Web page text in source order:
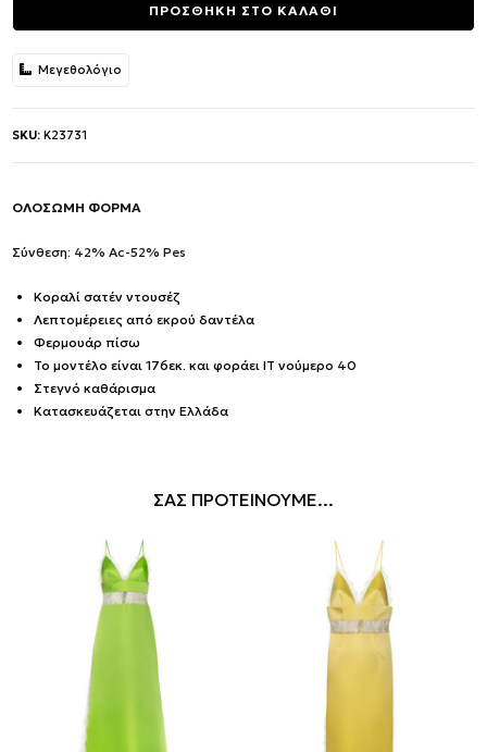
ΠΡΟΣΘΗΚΗ ΣΤΟ ΚΑΛΑΘΙ
Μεγεθολόγιο
SKU:K23731
ΟΛΟΣΩΜΗ ΦΟΡΜΑ
Σύνθεση: 42% Ac-52% Pes
Κοραλί σατέν ντουσέζ
Λεπτομέρειες από εκρού δαντέλα
Φερμουάρ πίσω
Το μοντέλο είναι 176εκ. και φοράει IT νούμερο 40
Στεγνό καθάρισμα
Κατασκευάζεται στην Ελλάδα
ΣΑΣ ΠΡΟΤΕΙΝΟΥΜΕ...